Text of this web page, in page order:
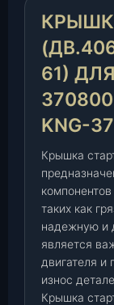
р
т
е
а
(
в
4
0
6
,
5
61)
KNG-
Крышка
таких как
надежную и
является
двигателя
износ
Крышка